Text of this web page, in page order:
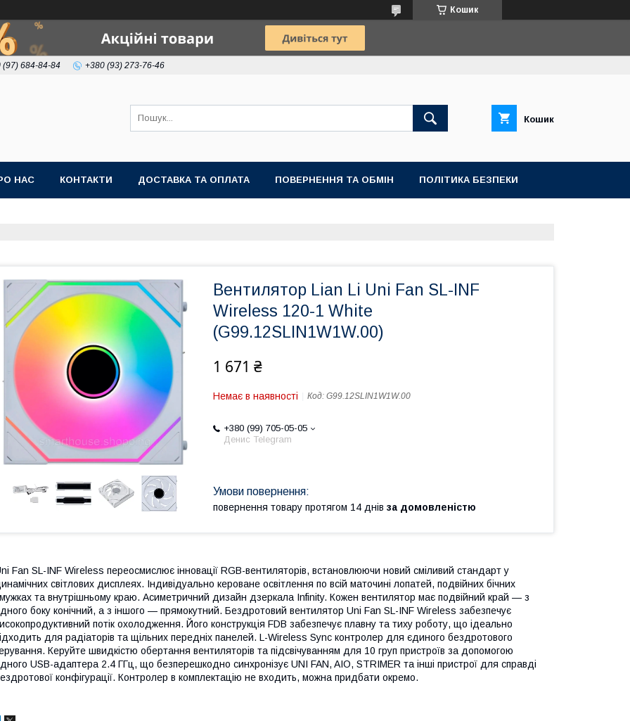
Кошик
(97) 684-84-84 +380 (93) 273-76-46
Кошик
НАС КОНТАКТИ ДОСТАВКА ТА ОПЛАТА ПОВЕРНЕННЯ ТА ОБМІН ПОЛІТИКА БЕЗПЕКИ
Вентилятор Lian Li Uni Fan SL-INF
Wireless 120-1 White
(G99.12SLIN1W1W.00)
1 671 ₴
Немає в наявності Код: G99.12SLIN1W1W.00
+380 (99) 705-05-05
Денис Telegram
повернення товару протягом 14 днів за домовленістю
Fan SL-INF Wireless переосмислює інновації RGB-вентиляторів, встановлюючи новий сміливий стандарт у
світлових дисплеях. Індивідуально кероване освітлення по всій маточині лопатей, подвійних бічних
та внутрішньому краю. Асиметричний дизайн дзеркала Infinity. Кожен вентилятор має подвійний край — з
боку конічний, а з іншого — прямокутний. Бездротовий вентилятор Uni Fan SL-INF Wireless забезпечує
потік охолодження. Його конструкція FDB забезпечує плавну та тиху роботу, що ідеально
для радіаторів та щільних передніх панелей. L-Wireless Sync контролер для єдиного бездротового
Керуйте швидкістю обертання вентиляторів та підсвічуванням для 10 груп пристроїв за допомогою
USB-адаптера 2.4 ГГц, що безперешкодно синхронізує UNI FAN, AIO, STRIMER та інші пристрої для справді
конфігурації. Контролер в комплектацію не входить, можна придбати окремо.